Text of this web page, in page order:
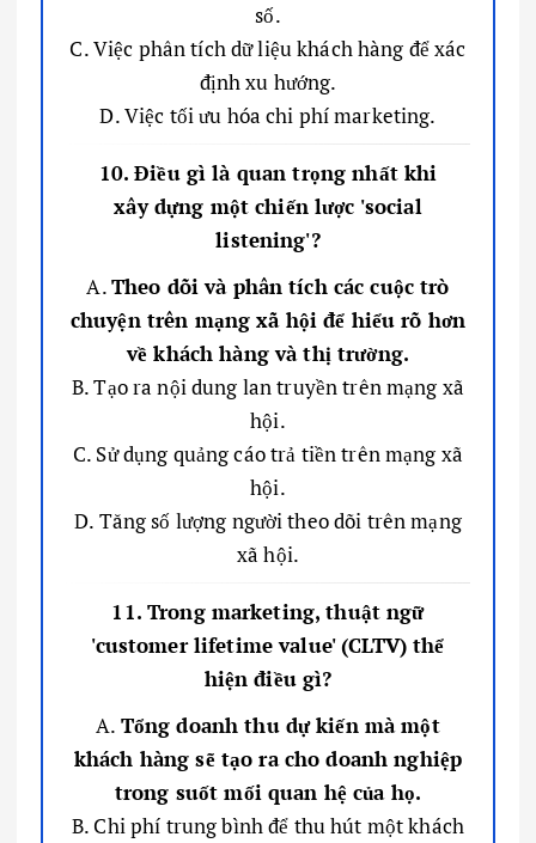
số.
C. Việc phân tích dữ liệu khách hàng để xác
định xu hướng.
D. Việc tối ưu hóa chi phí marketing.
10. Điều gì là quan trọng nhất khi
xây dựng một chiến lược 'social
listening'?
A.Theo dõi và phân tích các cuộc trò
chuyện trên mạng xã hội để hiểu rõ hơn
về khách hàng và thị trường.
B. Tạo ra nội dung lan truyền trên mạng xã
hội.
C. Sử dụng quảng cáo trả tiền trên mạng xã
hội.
D. Tăng số lượng người theo dõi trên mạng
xã hội.
11. Trong marketing, thuật ngữ
'customer lifetime value' (CLTV) thể
hiện điều gì?
A. Tổng doanh thu dự kiến mà một
khách hàng sẽ tạo ra cho doanh nghiệp
trong suốt mối quan hệ của họ.
B. Chi phí trung bình để thu hút một khách